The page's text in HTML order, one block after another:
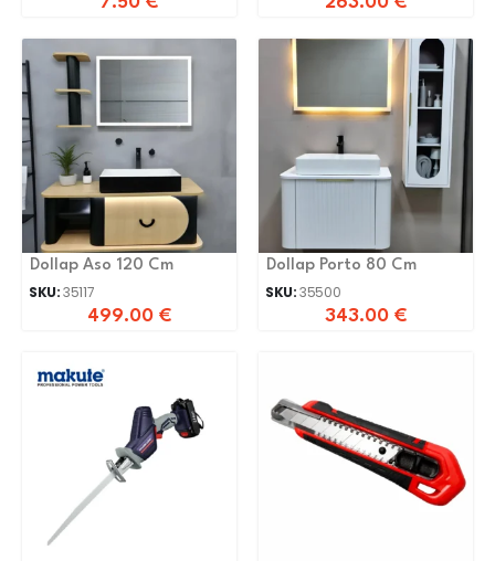
Dollap Aso 120 Cm
SKU:35117
499.00 €
Dollap Porto 80 Cm
SKU:35500
343.00 €